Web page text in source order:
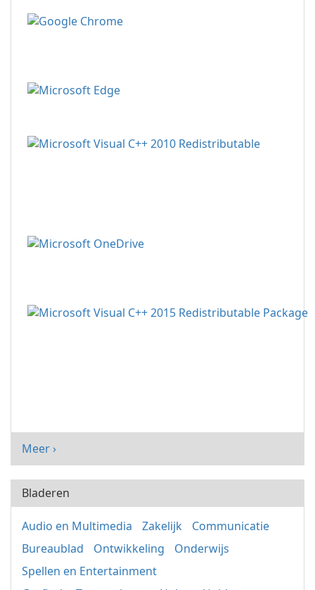
Meer ›
Bladeren
Audio en Multimedia Zakelijk
Communicatie
Bureaublad
Ontwikkeling
Onderwijs
Spellen en Entertainment